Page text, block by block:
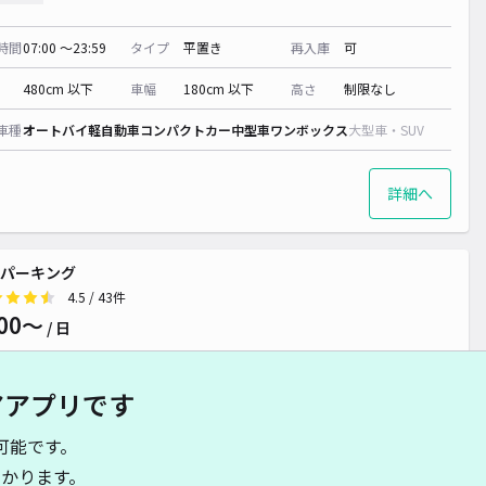
間07:00 〜23:59 タイプ 平置き 再入庫 可
480cm 以下 車幅 180cm 以下 高さ 制限なし
種オートバイ軽自動車コンパクトカー中型車ワンボックス大型車・SUV
詳細へ
ーキング
4.5 / 43件
〜 / 日
間 24時間営業
480cm 以下
プリです
です。
ります。